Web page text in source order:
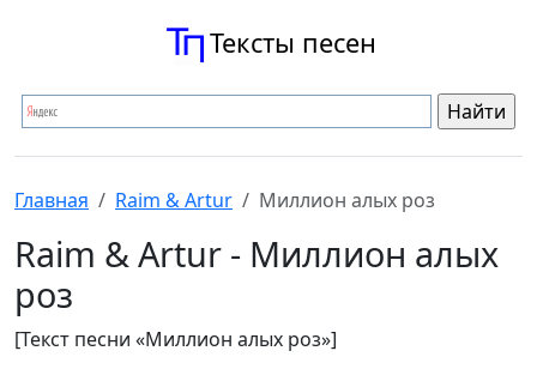
Тексты песен
Главная Raim & Artur Миллион алых роз
Raim & Artur - Миллион алых
роз
[Текст песни «Миллион алых роз»]